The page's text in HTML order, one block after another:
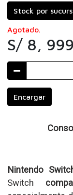
Stock por
Agotado.
S/ 8,
Encargar
Nintendo
Switch